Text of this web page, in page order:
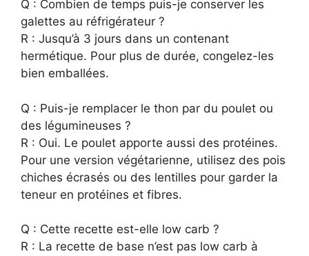
Q : Combien de temps puis-je conserver les
galettes au réfrigérateur ?
R : Jusqu’à 3 jours dans un contenant
hermétique. Pour plus de durée, congelez-les
bien emballées.
Q : Puis-je remplacer le thon par du poulet ou
des légumineuses ?
R : Oui. Le poulet apporte aussi des protéines.
Pour une version végétarienne, utilisez des pois
chiches écrasés ou des lentilles pour garder la
teneur en protéines et fibres.
Q : Cette recette est-elle low carb ?
R : La recette de base n’est pas low carb à